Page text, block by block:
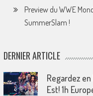
Preview du WWE
SummerSlam !
DERNIER ARTICLE
Regardez
Est! 1h